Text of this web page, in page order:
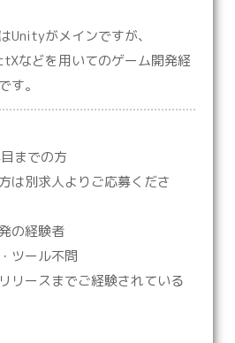
Unityがメインですが、
などを用いてのゲーム開発経
す。
目までの方
別求人よりご応募くださ
の経験者
ツール不問
ースまでご経験されている